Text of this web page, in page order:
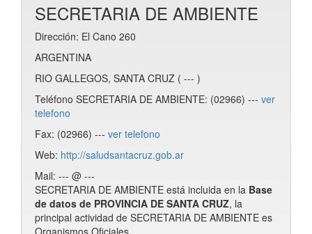
SECRETARIA DE AMBIENTE
Dirección: El Cano 260
ARGENTINA
RIO GALLEGOS, SANTA CRUZ ( --- )
Teléfono SECRETARIA DE AMBIENTE: (02966) --- ver
telefono
Fax: (02966) --- ver telefono
Web: http://saludsantacruz.gob.ar
Mail: --- @ ---
SECRETARIA DE AMBIENTE está incluida en la Base
de datos de PROVINCIA DE SANTA CRUZ, la
principal actividad de SECRETARIA DE AMBIENTE es
Organismos Oficiales.